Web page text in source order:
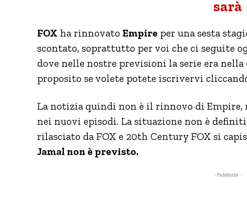
sarà
FOX ha rinnovato Empire per una sesta
scontato, soprattutto per voi che ci seguite
dove nelle nostre previsioni la serie era nella
proposito se volete potete iscrivervi
La notizia quindi non è il rinnovo di Empire,
nei nuovi episodi. La situazione non è
rilasciato da FOX e 20th Century FOX si
Jamal non è previsto.
- Pubblicità -